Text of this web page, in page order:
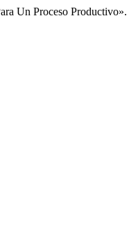
Un Proceso Productivo».